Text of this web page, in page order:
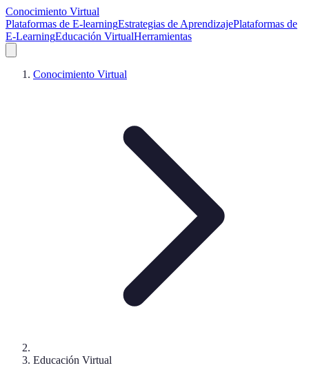
Conocimiento Virtual
Plataformas de E-learningEstrategias de AprendizajePlataformas de
E-LearningEducación VirtualHerramientas
Conocimiento Virtual
Educación Virtual